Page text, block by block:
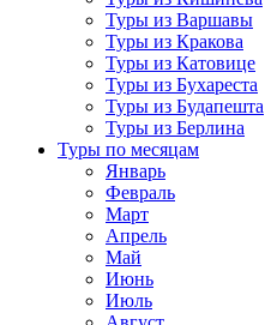
Туры из Варшавы
Туры из Кракова
Туры из Катовице
Туры из Бухареста
Туры из Будапешта
Туры из Берлина
Туры по месяцам
Январь
Февраль
Март
Апрель
Май
Июнь
Июль